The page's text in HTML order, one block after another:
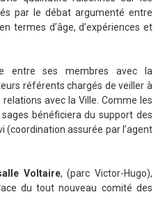
par le débat argumenté entre
termes d’âge, d’expériences et
entre ses membres avec la
référents chargés de veiller à
avec la Ville. Comme les
bénéficiera du support des
(coordination assurée par l’agent
Voltaire, (parc Victor-Hugo),
du tout nouveau comité des